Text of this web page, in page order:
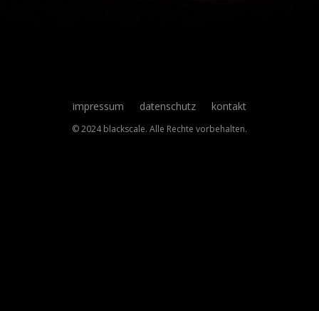
impressum datenschutz kontakt
© 2024 blackscale. Alle Rechte vorbehalten.